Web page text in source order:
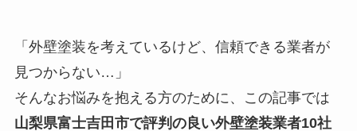
「外壁塗装を考えているけど、信頼できる業者が
見つからない…」
そんなお悩みを抱える方のために、この記事では
山梨県富士吉田市で評判の良い外壁塗装業者10社